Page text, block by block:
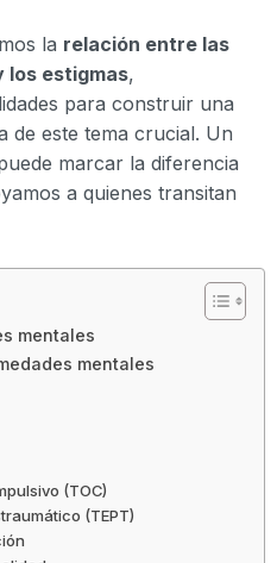
la relación entre las
los estigmas,
para construir una
de este tema crucial. Un
marcar la diferencia
a quienes transitan
mentales
mentales
(TOC)
(TEPT)